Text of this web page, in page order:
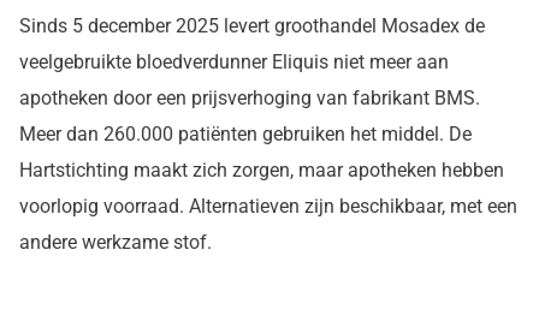
Sinds 5 december 2025 levert groothandel Mosadex de
veelgebruikte bloedverdunner Eliquis niet meer aan
apotheken door een prijsverhoging van fabrikant BMS.
Meer dan 260.000 patiënten gebruiken het middel. De
Hartstichting maakt zich zorgen, maar apotheken hebben
voorlopig voorraad. Alternatieven zijn beschikbaar, met een
andere werkzame stof.